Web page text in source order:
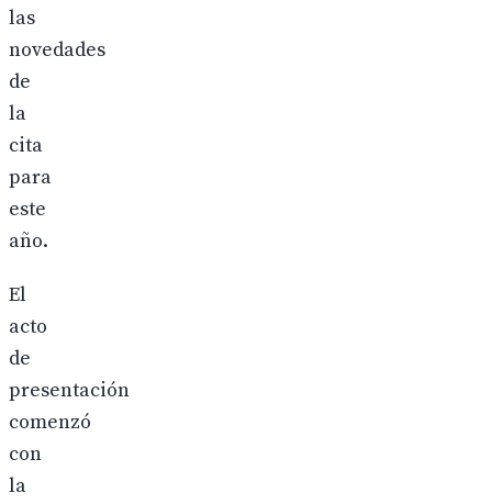
las
novedades
de
la
cita
para
este
año.
El
acto
de
presentación
comenzó
con
la